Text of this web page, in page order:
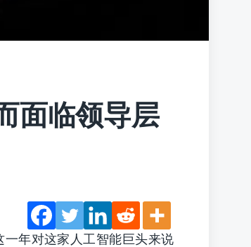
面临领导层
年对这家人工智能巨头来说